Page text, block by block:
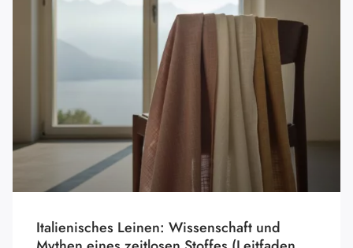
Italienisches Leinen: Wissenschaft und